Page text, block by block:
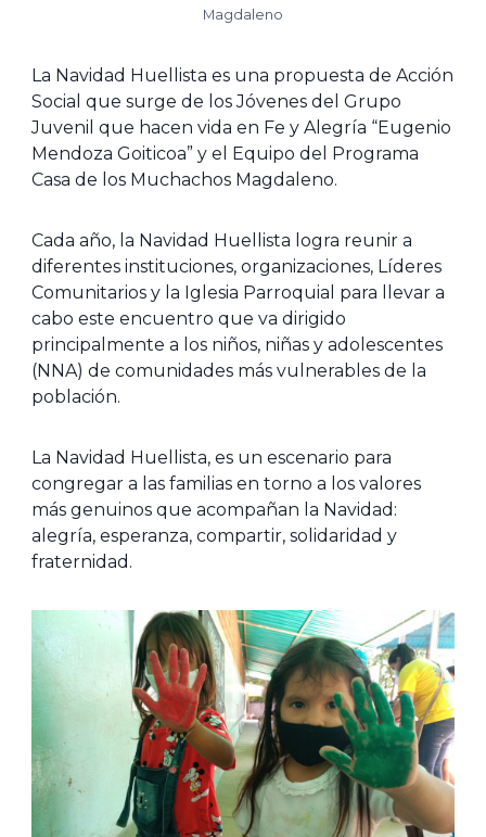
Magdaleno
La Navidad Huellista es una propuesta de Acción
Social que surge de los Jóvenes del Grupo
Juvenil que hacen vida en Fe y Alegría “Eugenio
Mendoza Goiticoa” y el Equipo del Programa
Casa de los Muchachos Magdaleno.
Cada año, la Navidad Huellista logra reunir a
diferentes instituciones, organizaciones, Líderes
Comunitarios y la Iglesia Parroquial para llevar a
cabo este encuentro que va dirigido
principalmente a los niños, niñas y adolescentes
(NNA) de comunidades más vulnerables de la
población.
La Navidad Huellista, es un escenario para
congregar a las familias en torno a los valores
más genuinos que acompañan la Navidad:
alegría, esperanza, compartir, solidaridad y
fraternidad.